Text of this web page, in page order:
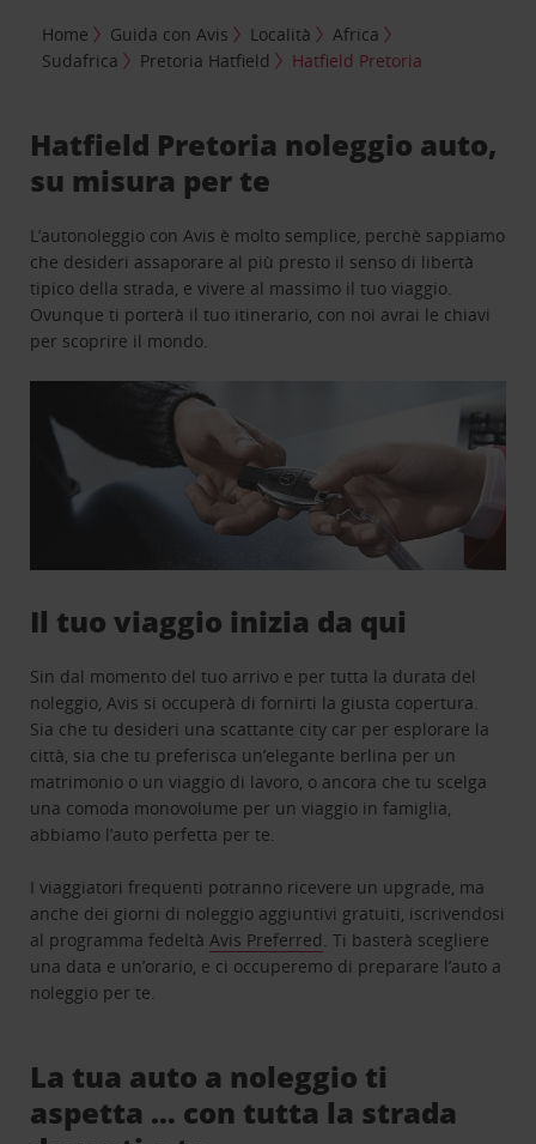
Home Guida con Avis Località
Africa
Sudafrica
Pretoria Hatfield Hatfield Pretoria
Hatfield Pretoria noleggio auto,
su misura per te
L’autonoleggio con Avis è molto semplice, perchè sappiamo
che desideri assaporare al più presto il senso di libertà
tipico della strada, e vivere al massimo il tuo viaggio.
Ovunque ti porterà il tuo itinerario, con noi avrai le chiavi
per scoprire il mondo.
Il tuo viaggio inizia da qui
Sin dal momento del tuo arrivo e per tutta la durata del
noleggio, Avis si occuperà di fornirti la giusta copertura.
Sia che tu desideri una scattante city car per esplorare la
città, sia che tu preferisca un’elegante berlina per un
matrimonio o un viaggio di lavoro, o ancora che tu scelga
una comoda monovolume per un viaggio in famiglia,
abbiamo l’auto perfetta per te.
I viaggiatori frequenti potranno ricevere un upgrade, ma
anche dei giorni di noleggio aggiuntivi gratuiti, iscrivendosi
al programma fedeltàAvis Preferred. Ti basterà scegliere
una data e un’orario, e ci occuperemo di preparare l’auto a
noleggio per te.
La tua auto a noleggio ti
aspetta … con tutta la strada